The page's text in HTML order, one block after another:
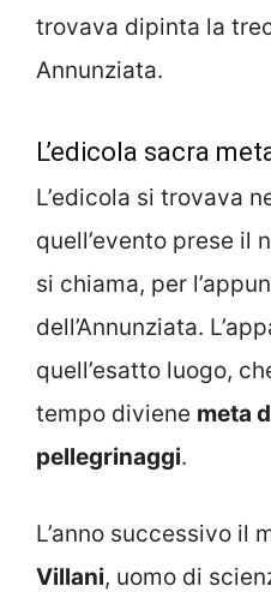
trovava dipinta la
Annunziata.
L’edicola sacra
L’edicola si trovava
quell’evento prese il
si chiama, per
dell’Annunziata.
quell’esatto luogo,
tempo diviene meta
pellegrinaggi.
L’anno successivo il
Villani, uomo di